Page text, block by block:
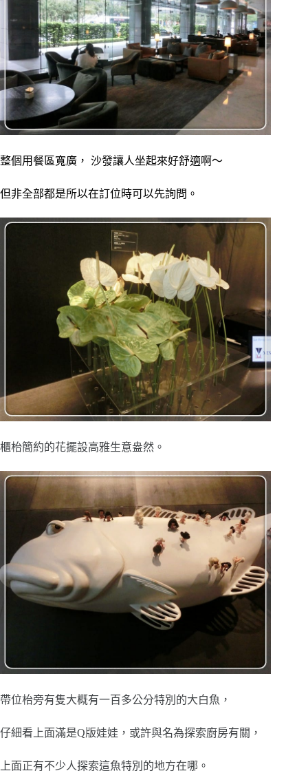
整個用餐區寬廣， 沙發讓人坐起來好舒適啊～
但非全部都是所以在訂位時可以先詢問。
櫃枱簡約的花擺設高雅生意盎然。
帶位枱旁有隻大概有一百多公分特別的大白魚，
仔細看上面滿是Q版娃娃，或許與名為探索廚房有關，
上面正有不少人探索這魚特別的地方在哪。